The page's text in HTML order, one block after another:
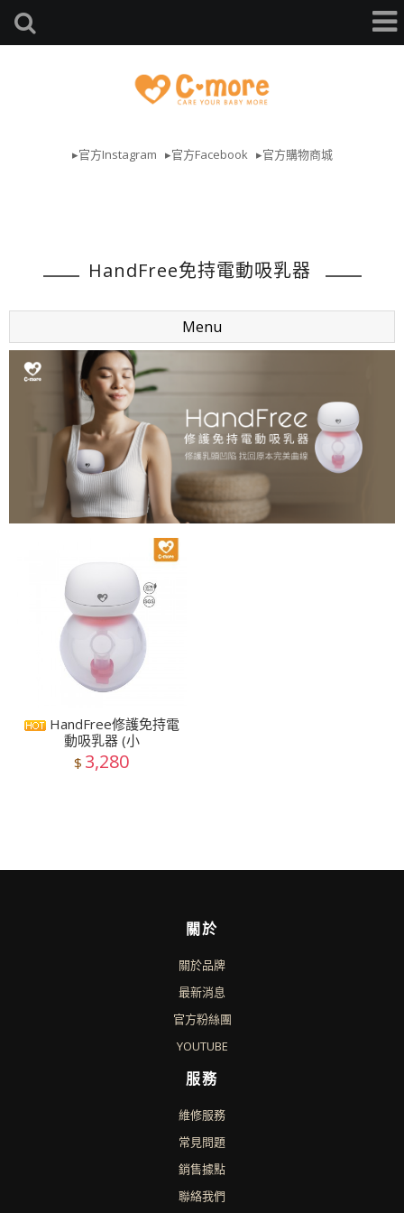
▸官方Instagram ▸官方Facebook ▸官方購物商城
HandFree免持電動吸乳器
Menu
HandFree修護免持電
動吸乳器 (小
$ 3,280
關於
關於品牌
最新消息
官方粉絲團
YOUTUBE
服務
維修服務
常見問題
銷售據點
聯絡我們